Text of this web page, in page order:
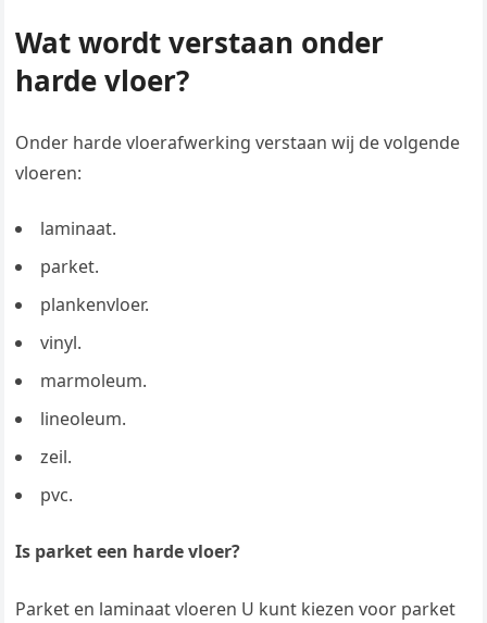
Wat wordt verstaan onder
harde vloer?
Onder harde vloerafwerking verstaan wij de volgende
vloeren:
laminaat.
parket.
plankenvloer.
vinyl.
marmoleum.
lineoleum.
zeil.
pvc.
Is parket een harde vloer?
Parket en laminaat vloeren U kunt kiezen voor parket